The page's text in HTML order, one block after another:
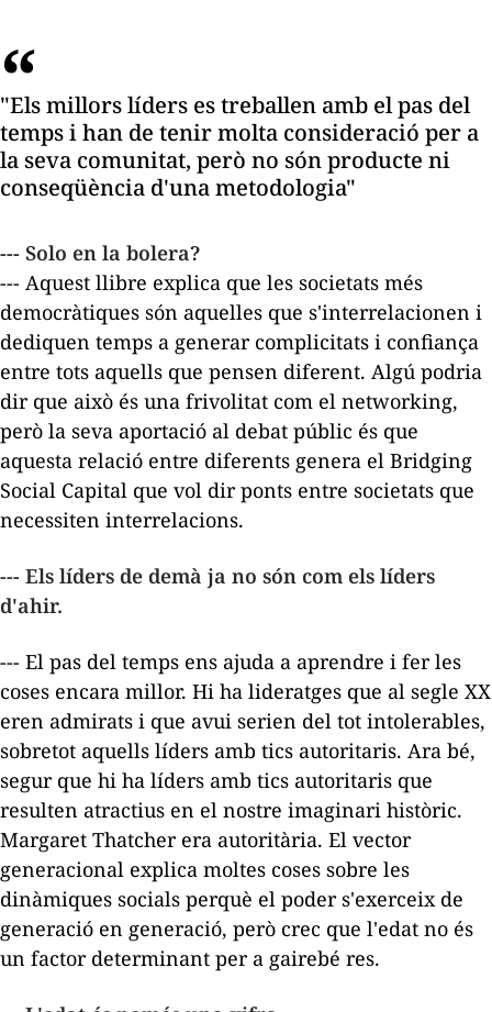
"Els millors líders es treballen amb el pas del
temps i han de tenir molta consideració per a
la seva comunitat, però no són producte ni
conseqüència d'una metodologia"
--- Solo en la bolera?
--- Aquest llibre explica que les societats més
democràtiques són aquelles que s'interrelacionen i
dediquen temps a generar complicitats i confiança
entre tots aquells que pensen diferent. Algú podria
dir que això és una frivolitat com el networking,
però la seva aportació al debat públic és que
aquesta relació entre diferents genera el Bridging
Social Capital que vol dir ponts entre societats que
necessiten interrelacions.
--- Els líders de demà ja no són com els líders
d'ahir.
--- El pas del temps ens ajuda a aprendre i fer les
coses encara millor. Hi ha lideratges que al segle XX
eren admirats i que avui serien del tot intolerables,
sobretot aquells líders amb tics autoritaris. Ara bé,
segur que hi ha líders amb tics autoritaris que
resulten atractius en el nostre imaginari històric.
Margaret Thatcher era autoritària. El vector
generacional explica moltes coses sobre les
dinàmiques socials perquè el poder s'exerceix de
generació en generació, però crec que l'edat no és
un factor determinant per a gairebé res.